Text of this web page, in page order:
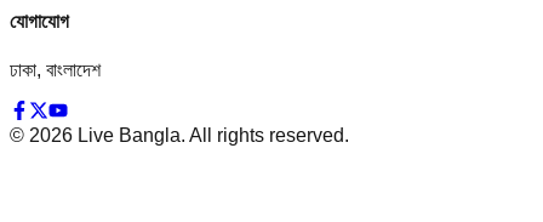
যোগাযোগ
ঢাকা, বাংলাদেশ
© 2026 Live Bangla. All rights reserved.